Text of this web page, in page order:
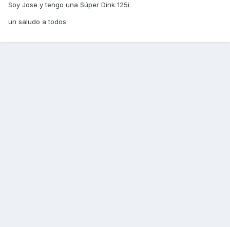
Soy Jose y tengo una Súper Dink 125i
un saludo a todos